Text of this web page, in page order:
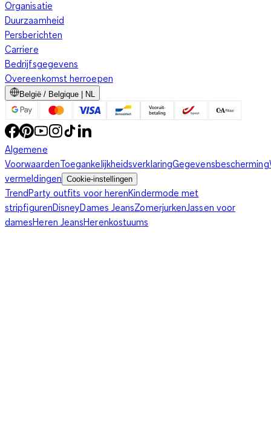
Organisatie
Duurzaamheid
Persberichten
Carriere
Bedrijfsgegevens
Overeenkomst herroepen
België / Belgique | NL
Algemene
VoorwaardenToegankelijkheidsverklaringGegevensbescherming
vermeldingen Cookie-instellingen
TrendParty outfits voor herenKindermode met
stripfigurenDisneyDames JeansZomerjurken Jassen voor
damesHeren JeansHerenkostuums